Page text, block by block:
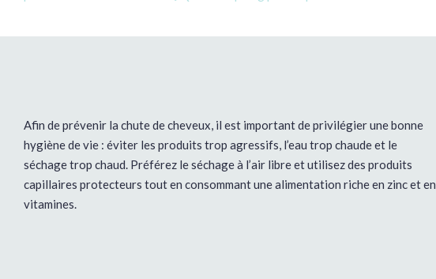
Afin de prévenir la chute de cheveux, il est important de privilégier une bonne
hygiène de vie : éviter les produits trop agressifs, l’eau trop chaude et le
séchage trop chaud. Préférez le séchage à l’air libre et utilisez des produits
capillaires protecteurs tout en consommant une alimentation riche en zinc et en
vitamines.